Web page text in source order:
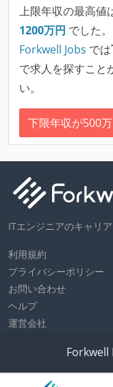
上限年収の最高値
1200万円 でした。
Forkwell Jobs では
で求人を探すこと
い。
下限年収が500
ITエンジニアのキャリ
利用規約
プライバシーポリシー
お問い合わせ
ヘルプ
運営会社